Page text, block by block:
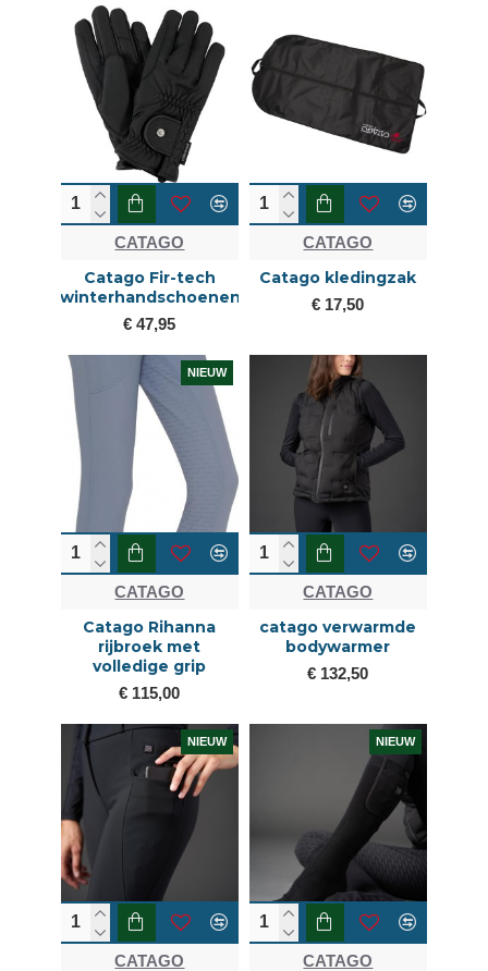
CATAGO
Catago Fir-tech
winterhandschoenen
€ 47,95
CATAGO
Catago kledingzak
€ 17,50
NIEUW
CATAGO
Catago Rihanna
rijbroek met
volledige grip
€ 115,00
CATAGO
catago verwarmde
bodywarmer
€ 132,50
NIEUW
CATAGO
NIEUW
CATAGO